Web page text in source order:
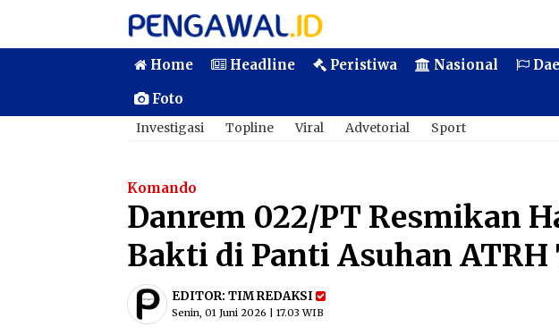
Home Headline Peristiwa Nasional
Foto
Investigasi Topline Viral Advetorial Sport
Komando
Danrem 022/PT Resmikan
Bakti di Panti Asuhan
EDITOR: TIM REDAKSI
Senin, 01 Juni 2026 | 17.03 WIB